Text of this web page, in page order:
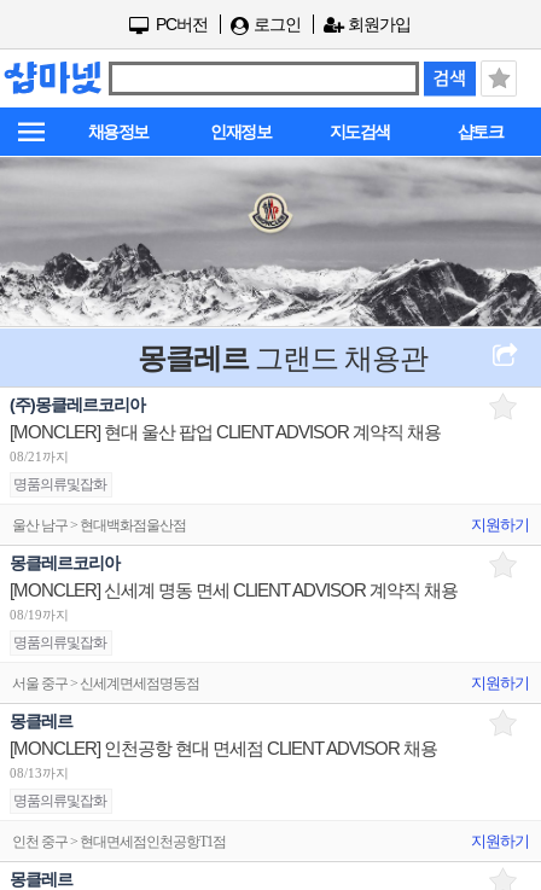
PC버전 로그인 회원가입
채용정보 인재정보 지도검색 샵토크
몽클레르그랜드 채용관
(주)몽클레르코리아
[MONCLER] 현대 울산 팝업 CLIENT ADVISOR 계약직 채용
08/21까지
명품의류및잡화
울산 남구 > 현대백화점울산점 지원하기
몽클레르코리아
[MONCLER] 신세계 명동 면세 CLIENT ADVISOR 계약직 채용
08/19까지
명품의류및잡화
서울 중구 > 신세계면세점명동점 지원하기
몽클레르
[MONCLER] 인천공항 현대 면세점 CLIENT ADVISOR 채용
08/13까지
명품의류및잡화
인천 중구 > 현대면세점인천공항T1점 지원하기
몽클레르